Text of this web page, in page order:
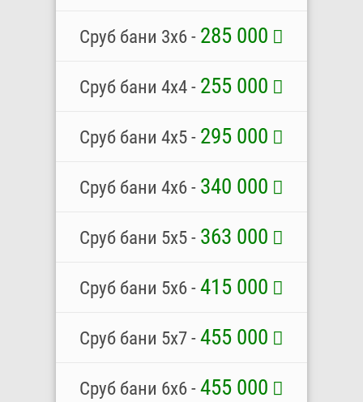
Сруб бани 3х6 - 285 000
Сруб бани 4х4 - 255 000
Сруб бани 4х5 - 295 000
Сруб бани 4х6 - 340 000
Сруб бани 5х5 - 363 000
Сруб бани 5х6 -415 000
Сруб бани 5х7 -455 000
Сруб бани 6х6 -455 000